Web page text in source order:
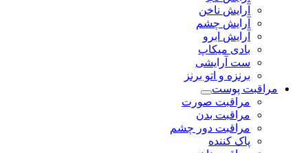
آرایش ناخن
آرایش چشم
آرایش ابرو
بادی میکاپ
ست آرایشی
برنزه و اتو برنز
مراقبت پوست
مراقبت صورت
مراقبت بدن
مراقبت دور چشم
پاک کننده